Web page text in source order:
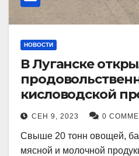
НОВОСТИ
В Луганске
кисловодской
СЕН 9, 2023 0
Свыше 20 тонн овощей,
мясной и молочной